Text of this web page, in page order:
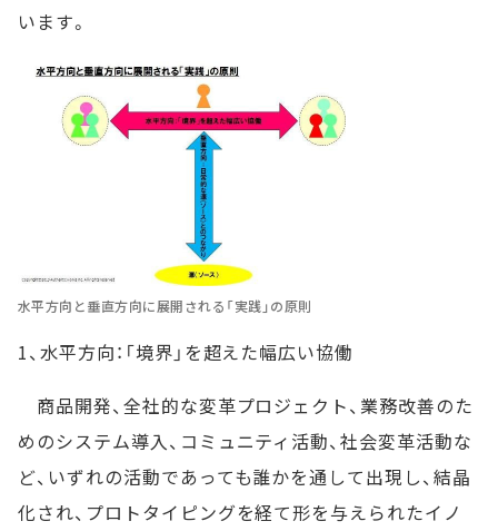
います。
水平方向と垂直方向に展開される「実践」の原則
1、水平方向：「境界」を超えた幅広い協働
商品開発、全社的な変革プロジェクト、業務改善のた
めのシステム導入、コミュニティ活動、社会変革活動な
ど、いずれの活動であっても誰かを通して出現し、結晶
化され、プロトタイピングを経て形を与えられたイノ